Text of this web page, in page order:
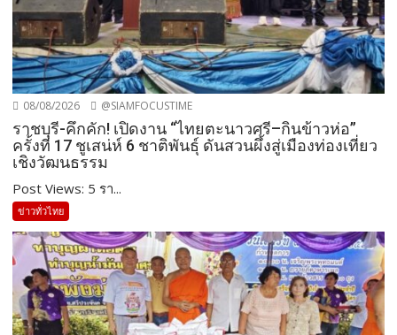
08/08/2026 @SIAMFOCUSTIME
ราชบุรี-คึกคัก! เปิดงาน “ไทยตะนาวศรี–กินข้าวห่อ”
ครั้งที่ 17 ชูเสน่ห์ 6 ชาติพันธุ์ ดันสวนผึ้งสู่เมืองท่องเที่ยว
เชิงวัฒนธรรม
Post Views: 5 รา...
ข่าวทั่วไทย